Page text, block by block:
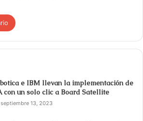
e IBM llevan la implementación de
con un solo clic a Board Satellite
septiembre 13, 2023